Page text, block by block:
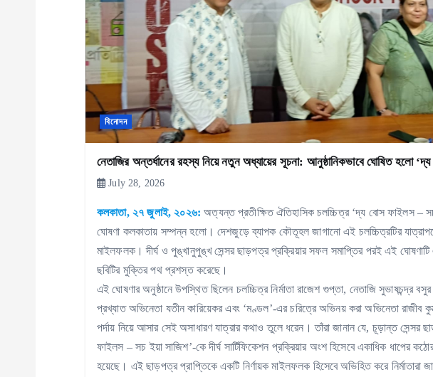
বিনোদন
নেতাজির অন্তর্ধানের রহস্য নিয়ে নতুন অধ্যায়ের সূচনা: আনুষ্ঠানিকভাবে ঘোষিত হলো
July 28, 2026
কলকাতা, ২৭ জুলাই, ২০২৬: অত্যন্ত প্রতীক্ষিত ঐতিহাসিক চলচ্চিত্র ‘দ্য বোস ফাইলস –
ঘোষণা কলকাতায় সম্পন্ন হলো। দেশজুড়ে ব্যাপক কৌতূহল জাগানো এই চলচ্চিত্রটির
মাইলফলক। দীর্ঘ ও পুঙ্খানুপুঙ্খ সেন্সর ছাড়পত্র প্রক্রিয়ার সফল সমাপ্তির পরই এই ঘোষণাটি
ছবিটির মুক্তির পথ প্রশস্ত করেছে।
এই ঘোষণার অনুষ্ঠানে উপস্থিত ছিলেন চলচ্চিত্র নির্মাতা রাজেশ গুপ্তা, নেতাজি সুভাষচন্দ্র
প্রখ্যাত অভিনেতা যতীন কারিয়েকর এবং ‘মণ্ডল’-এর চরিত্রে অভিনয় করা অভিনেতা রাজীব
পর্দায় নিয়ে আসার সেই অসাধারণ যাত্রার কথাও তুলে ধরেন। তাঁরা জানান যে, চূড়ান্ত সেন্সর
ফাইলস – সচ ইয়া সাজিশ’-কে দীর্ঘ সার্টিফিকেশন প্রক্রিয়ার অংশ হিসেবে একাধিক ধাপের
হয়েছে। এই ছাড়পত্র প্রাপ্তিকে একটি নির্ণায়ক মাইলফলক হিসেবে অভিহিত করে নির্মাতারা